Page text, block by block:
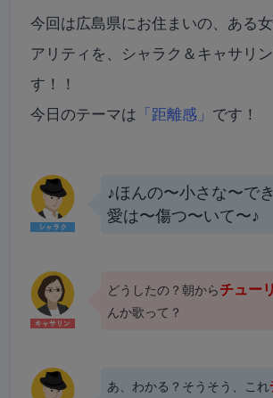
今回は広島県にお住まいの、ある
アリティを、シャラク＆キャサリ
す！！
今日のテーマは 「距離感」 です！
♪ほんの〜小さな〜で
愛は〜傷つ〜いて〜♪
どうしたの？朝からチュー
んか歌って？
あ、わかる？そうそう、これ